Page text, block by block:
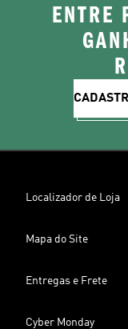
ENTRE
Localizador de Loja
Mapa do Site
Entregas e Frete
Cyber Monday